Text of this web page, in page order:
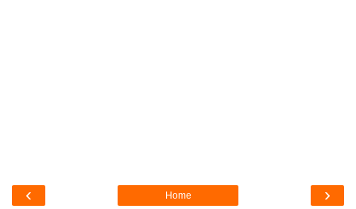
‹ ›
Home